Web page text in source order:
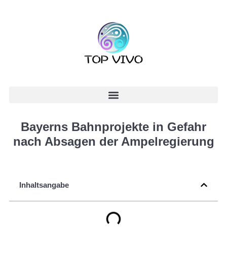
Bayerns Bahnprojekte in Gefahr
nach Absagen der Ampelregierung
Inhaltsangabe